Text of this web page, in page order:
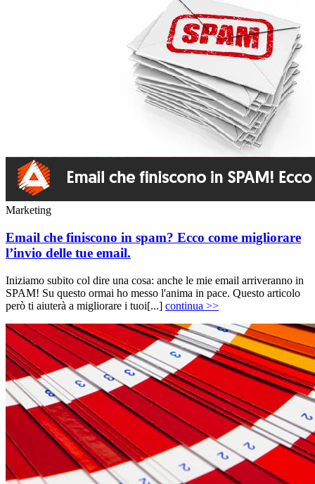
Marketing
Email che finiscono in spam? Ecco come migliorare
l’invio delle tue email.
Iniziamo subito col dire una cosa: anche le mie email arriveranno in
SPAM! Su questo ormai ho messo l'anima in pace. Questo articolo
però ti aiuterà a migliorare i tuoi[...] continua >>